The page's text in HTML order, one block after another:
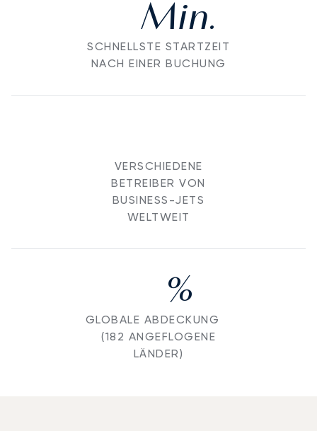
Min.
SCHNELLSTE STARTZEIT
NACH EINER BUCHUNG
VERSCHIEDENE
BETREIBER VON
BUSINESS-JETS
WELTWEIT
%
GLOBALE ABDECKUNG
(182 ANGEFLOGENE
LÄNDER)